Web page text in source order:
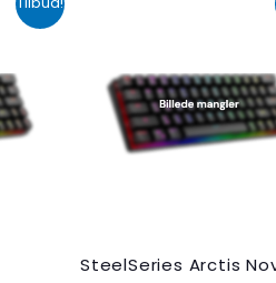
aktuelle
kr. 399,00.
SteelSeries Arctis
var:
kr.